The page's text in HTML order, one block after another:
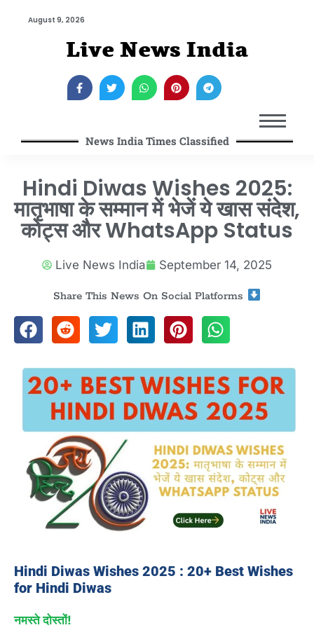
August 9, 2026
Live News India
News India Times Classified
Hindi Diwas Wishes 2025:
मातृभाषा के सम्मान में भेजें ये खास संदेश,
कोट्स और WhatsApp Status
Live News India September 14, 2025
Share This News On Social Platforms
Hindi Diwas Wishes 2025 : 20+ Best Wishes
for Hindi Diwas
नमस्ते दोस्तों!